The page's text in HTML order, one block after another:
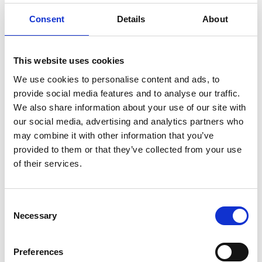
Consent Details About
This website uses cookies
We use cookies to personalise content and ads, to
provide social media features and to analyse our traffic.
We also share information about your use of our site with
our social media, advertising and analytics partners who
may combine it with other information that you’ve
provided to them or that they’ve collected from your use
of their services.
Selection
Necessary
Preferences
ciclismo
affermato che più di 3.000 persone in tutta la contea
hanno affollato lo stand e la pista, con grida e applausi
che riempivano l’aria. Il basket è un altro dei preferiti di
Tsering. Fuori dalla sua casa al pascolo, Tsering ha
allestito uno stand di pallacanestro, che è diventato un
luogo popolare per i bambini nelle vicinanze. Dal punto
di vista di Tsering, lo sport è un caro amico. “Lo sport ci
facciamo, la buona salute è la base”, ha detto Tsering.
Accanto ai trofei e ai premi ci sono i souvenir e le foto di
Tsering e della sua famiglia in giro per il paese. La vita di
incontrare turisti che vengono ad Haiyan per provare